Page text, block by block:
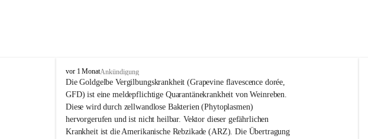
O
s
l
i
p
vor 1 MonatAnkündigung
Die Goldgelbe Vergilbungskrankheit (Grapevine flavescence dorée,
GFD) ist eine meldepflichtige Quarantänekrankheit von Weinreben.
Diese wird durch zellwandlose Bakterien (Phytoplasmen)
hervorgerufen und ist nicht heilbar. Vektor dieser gefährlichen
Krankheit ist die Amerikanische Rebzikade (ARZ). Die Übertragung